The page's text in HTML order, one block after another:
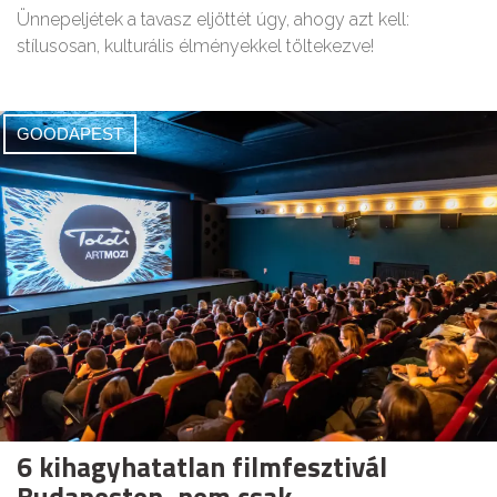
Ünnepeljétek a tavasz eljöttét úgy, ahogy azt kell:
stílusosan, kulturális élményekkel töltekezve!
GOODAPEST
6 kihagyhatatlan filmfesztivál